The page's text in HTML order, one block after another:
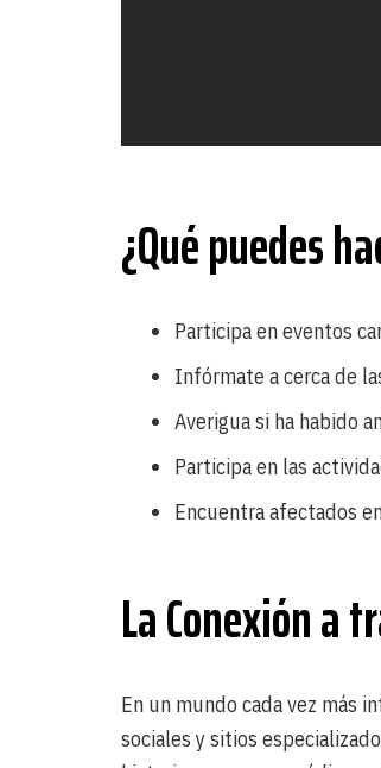
¿Qué puedes
Participa en eventos
Infórmate a cerca de
Averigua si ha habido
Participa en las
Encuentra afectados
La Conexión a
En un mundo cada vez más
sociales y sitios